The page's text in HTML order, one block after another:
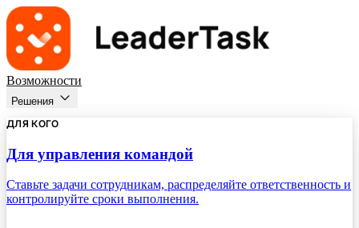
Возможности
Решения
ДЛЯ КОГО
Для управления командой
Ставьте задачи сотрудникам, распределяйте ответственность и
контролируйте сроки выполнения.